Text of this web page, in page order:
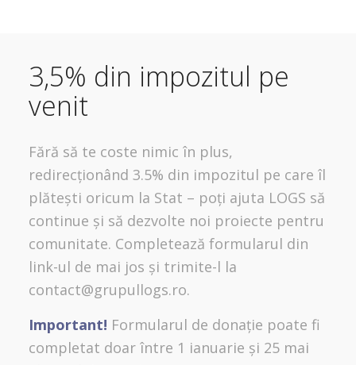
3,5% din impozitul pe
venit
Fără să te coste nimic în plus,
redirecționând 3.5% din impozitul pe care îl
plătești oricum la Stat – poți ajuta LOGS să
continue și să dezvolte noi proiecte pentru
comunitate. Completează formularul din
link-ul de mai jos și trimite-l la
contact@grupullogs.ro.
Important! Formularul de donație poate fi
completat doar între 1 ianuarie și 25 mai